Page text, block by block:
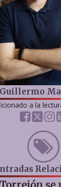
Guillermo
a la